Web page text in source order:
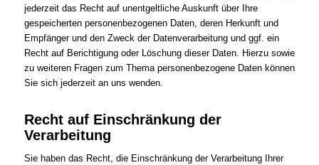
jederzeit das Recht auf unentgeltliche Auskunft über Ihre
gespeicherten personenbezogenen Daten, deren Herkunft und
Empfänger und den Zweck der Datenverarbeitung und ggf. ein
Recht auf Berichtigung oder Löschung dieser Daten. Hierzu sowie
zu weiteren Fragen zum Thema personenbezogene Daten können
Sie sich jederzeit an uns wenden.
Recht auf Einschränkung der
Verarbeitung
Sie haben das Recht, die Einschränkung der Verarbeitung Ihrer